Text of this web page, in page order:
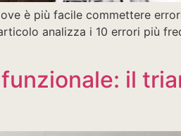
è più facile commettere
analizza i 10 errori più
il